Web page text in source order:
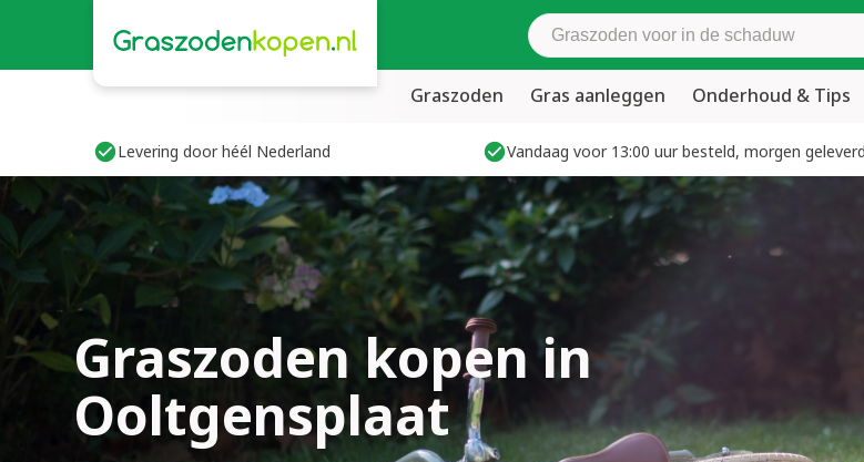
Zoek graszoden
Graszoden Gras aanleggen Onderhoud & Tips
Levering door héél Nederland Vandaag voor 13:00 uur besteld, morgen
Graszoden kopen in
Ooltgensplaat